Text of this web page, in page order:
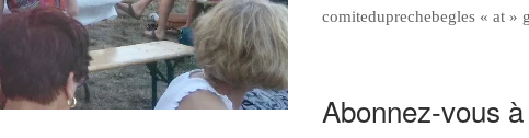
comiteduprechebegles « at »
Abonnez-vous